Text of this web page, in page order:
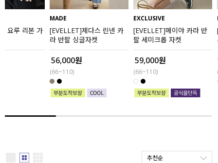
세트할인 ~30%
티셔츠
블라우스
원피스
액티브웨어
[EVELLET]제다스 린넨 카
라 반팔 싱글자켓
[EVELLET]메이야 카라 반
팔 세미크롭 자켓
[EVELLET]오
시스루 니트 가
29,800
추천순